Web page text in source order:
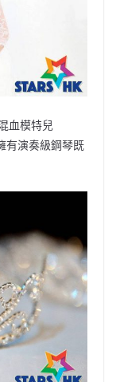
血模特兒
有演奏級鋼琴既